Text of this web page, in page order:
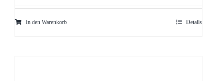
In den Warenkorb Details